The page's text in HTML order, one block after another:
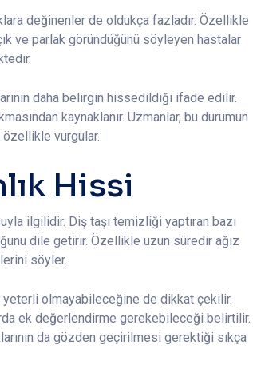
değinenler de oldukça fazladır. Özellikle
ve parlak göründüğünü söyleyen hastalar
daha belirgin hissedildiği ifade edilir.
kaynaklanır. Uzmanlar, bu durumun
vurgular.
Hissi
ilgilidir. Diş taşı temizliği yaptıran bazı
dile getirir. Özellikle uzun süredir ağız
söyler.
yeterli olmayabileceğine de dikkat çekilir.
ek değerlendirme gerekebileceği belirtilir.
da gözden geçirilmesi gerektiği sıkça